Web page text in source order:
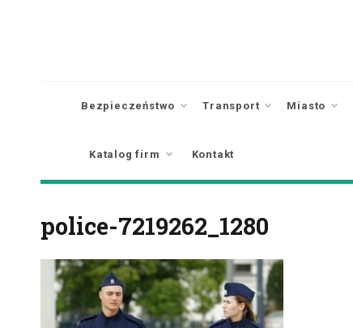
Bezpieczeństwo Transport Miasto
Katalog firm Kontakt
police-7219262_1280